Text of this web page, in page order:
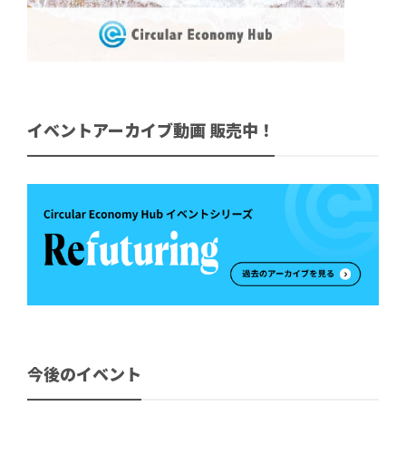
イベントアーカイブ動画 販売中！
今後のイベント